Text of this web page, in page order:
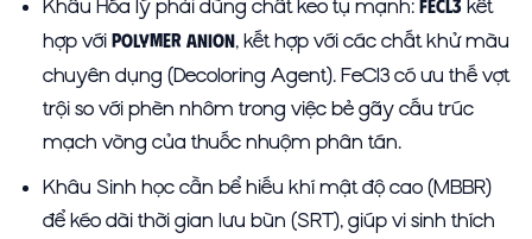
Khâu Hóa lý phải dùng chất keo tụ mạnh: FeCl3kết
hợp với Polymer Anion, kết hợp với các chất khử màu
chuyên dụng (Decoloring Agent). FeCl3 có ưu thế vợt
trội so với phèn nhôm trong việc bẻ gãy cấu trúc
mạch vòng của thuốc nhuộm phân tán.
Khâu Sinh học cần bể hiếu khí mật độ cao (MBBR)
để kéo dài thời gian lưu bùn (SRT), giúp vi sinh thích